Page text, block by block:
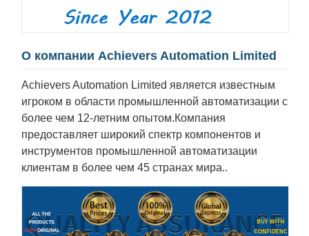
О компании Achievers Automation Limited
Achievers Automation Limited является известным
игроком в области промышленной автоматизации с
более чем 12-летним опытом.Компания
предоставляет широкий спектр компонентов и
инструментов промышленной автоматизации
клиентам в более чем 45 странах мира..